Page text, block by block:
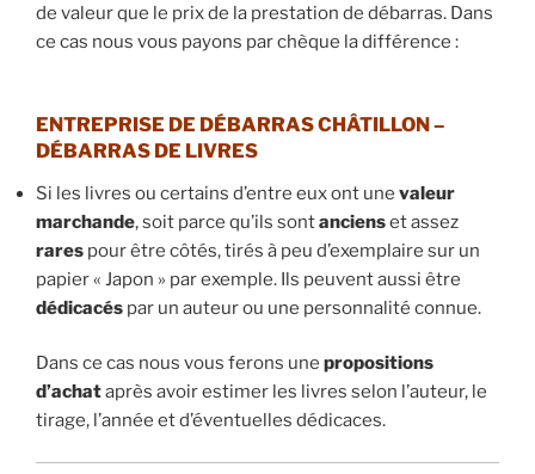
de valeur que le prix de la prestation de débarras. Dans
ce cas nous vous payons par chèque la différence :
ENTREPRISE DE DÉBARRAS CHÂTILLON –
DÉBARRAS DE LIVRES
Si les livres ou certains d’entre eux ont une valeur
marchande, soit parce qu’ils sontancienset assez
rares pour être côtés, tirés à peu d’exemplaire sur un
papier « Japon » par exemple. Ils peuvent aussi être
dédicacés par un auteur ou une personnalité connue.
Dans ce cas nous vous ferons une propositions
d’achataprès avoir estimer les livres selon l’auteur, le
tirage, l’année et d’éventuelles dédicaces.